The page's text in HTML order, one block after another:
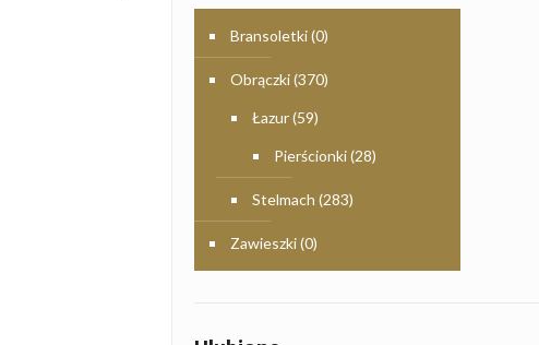
Bransoletki(0)
Obrączki(370)
Łazur(59)
Pierścionki(28)
Stelmach (283)
Zawieszki(0)